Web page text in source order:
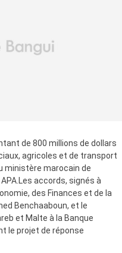
de 800 millions de dollars
agricoles et de transport
ministère marocain de
accords, signés à
des Finances et de la
Benchaaboun, et le
et Malte à la Banque
le projet de réponse